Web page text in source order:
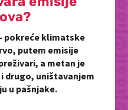
pokreće klimatske
putem emisije
a metan je
drugo, uništavanjem
u pašnjake.